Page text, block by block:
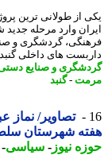
از طولانی ترین پروژه
وارد مرحله جدید
گردشگری و صنایع
های داخلی گنبد
و صنایع دستی-
-گنبد
تصاویر/ نماز
شهرستان
نیوز-سیاسی-